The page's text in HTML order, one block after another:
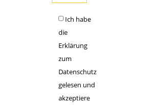
Ich habe
die
Erklärung
zum
Datenschutz
gelesen und
akzeptiere